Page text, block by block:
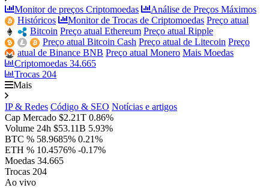
Monitor de preços Criptomoedas
Análise de Preços Máximos
Históricos
Monitor de Trocas de Criptomoedas Preço atual
Bitcoin Preço atual Ethereum Preço atual Ripple
Preço atual Bitcoin Cash Preço atual de Litecoin Preço
atual de Binance BNB Preço atual Monero Mais Moedas
Criptomoedas 34.665
Trocas 204
Mais
IP & Redes Código & SEO Notícias e artigos
Cap Mercado $2.21T 0.86%
Volume 24h $53.11B 5.93%
BTC % 58.9685% 0.21%
ETH % 10.4576% -0.17%
Moedas 34.665
Trocas 204
Ao vivo